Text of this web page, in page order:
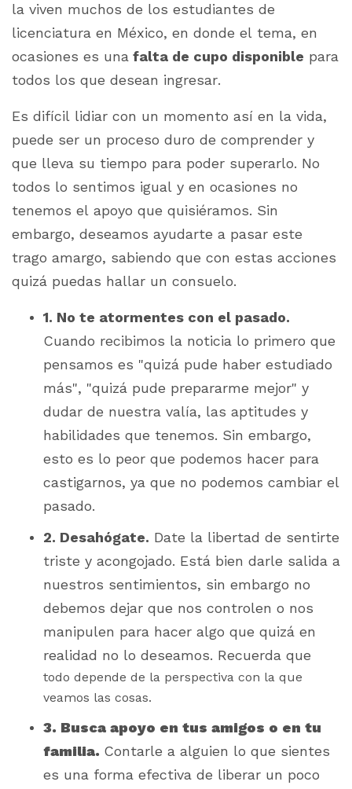
la viven muchos de los estudiantes de
licenciatura en México, en donde el tema, en
ocasiones es una falta de cupo disponible para
todos los que desean ingresar.
Es difícil lidiar con un momento así en la vida,
puede ser un proceso duro de comprender y
que lleva su tiempo para poder superarlo. No
todos lo sentimos igual y en ocasiones no
tenemos el apoyo que quisiéramos. Sin
embargo, deseamos ayudarte a pasar este
trago amargo, sabiendo que con estas acciones
quizá puedas hallar un consuelo.
1. No te atormentes con el pasado.
Cuando recibimos la noticia lo primero que
pensamos es "quizá pude haber estudiado
más", "quizá pude prepararme mejor" y
dudar de nuestra valía, las aptitudes y
habilidades que tenemos. Sin embargo,
esto es lo peor que podemos hacer para
castigarnos, ya que no podemos cambiar el
pasado.
2. Desahógate. Date la libertad de sentirte
triste y acongojado. Está bien darle salida a
nuestros sentimientos, sin embargo no
debemos dejar que nos controlen o nos
manipulen para hacer algo que quizá en
realidad no lo deseamos. Recuerda que
todo depende de la perspectiva con la que
veamos las cosas.
3. Busca apoyo en tus amigos o en tu
familia. Contarle a alguien lo que sientes
es una forma efectiva de liberar un poco